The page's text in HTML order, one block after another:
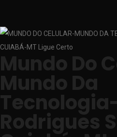
Mundo Do
Mundo Da
Rodrigues